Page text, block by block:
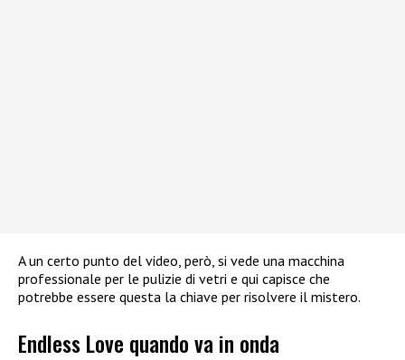
A un certo punto del video, però, si vede una macchina
professionale per le pulizie di vetri e qui capisce che
potrebbe essere questa la chiave per risolvere il mistero.
Endless Love quando va in onda